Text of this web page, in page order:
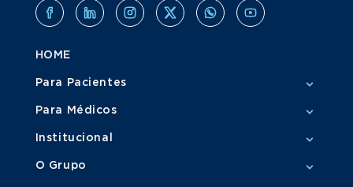
HOME
Para Pacientes
Para Médicos
Institucional
O Grupo